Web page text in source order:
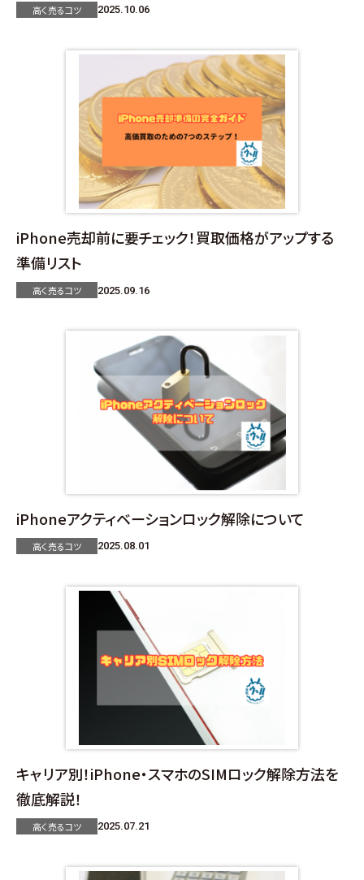
高く売るコツ 2025.10.06
iPhone売却前に要チェック！買取価格がアップする
準備リスト
高く売るコツ 2025.09.16
iPhoneアクティベーションロック解除について
高く売るコツ 2025.08.01
キャリア別！iPhone・スマホのSIMロック解除方法を
徹底解説！
高く売るコツ 2025.07.21